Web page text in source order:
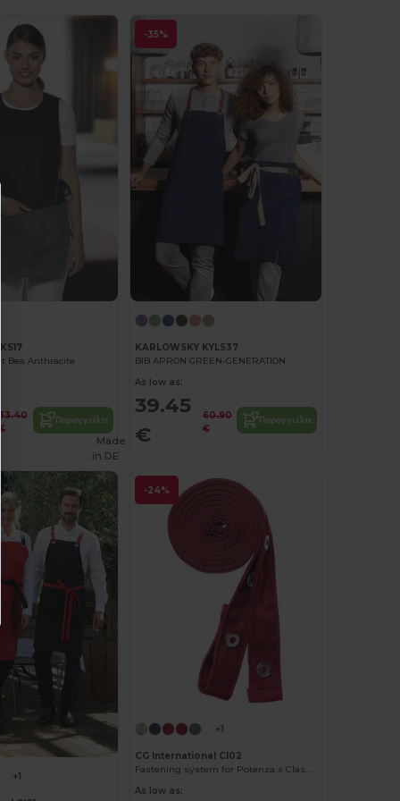
Bea Anthracite
33.40
€
Παραγγείλτε
-35%
KARLOWSKY KYLS37
BIB APRON GREEN-GENERATION
As low as:
39.45
€
60.90
€
Παραγγείλτε
+1
-24%
Made
in DE
+1
CG International CI02
As low as: